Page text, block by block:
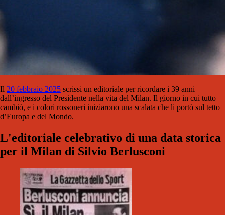
Il 20 febbraio 2025 scrissi un editoriale per ricordare i 39 anni
dall’ingresso del Presidente nella vita del Milan. Il giorno in cui tutto
cambiò, e i colori rossoneri iniziarono una scalata che li portò sul tetto
d’Europa e del Mondo.
L'editoriale celebrativo di una data storica
per il Milan di Silvio Berlusconi